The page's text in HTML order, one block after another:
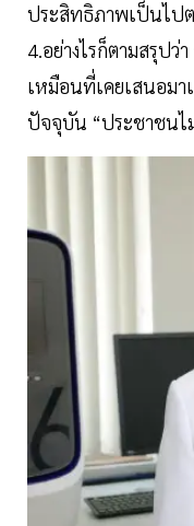
ประสิทธิภาพเป็นไป
4.อย่างไรก็ตามสรุปว่
เหมือนที่เคยเสนอมา
ปัจจุบัน “ประชาชนไ